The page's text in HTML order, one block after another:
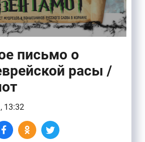
письмо о
расы /
13:32